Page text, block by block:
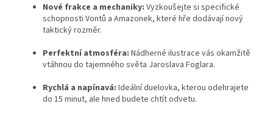
Nové frakce a mechaniky: Vyzkoušejte si specifické
schopnosti Vontů a Amazonek, které hře dodávají nový
taktický rozměr.
Perfektní atmosféra: Nádherné ilustrace vás okamžitě
vtáhnou do tajemného světa Jaroslava Foglara.
Rychlá a napínavá: Ideální duelovka, kterou odehrajete
do 15 minut, ale hned budete chtít odvetu.